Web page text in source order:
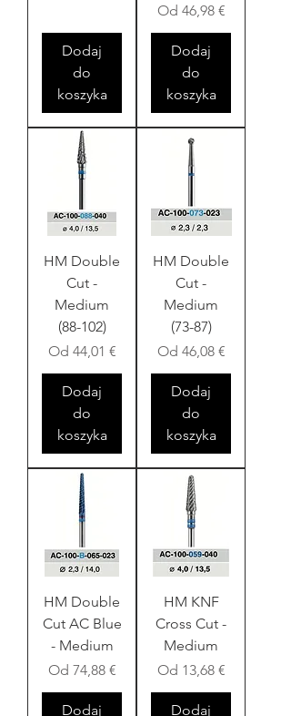
Dodaj
do
koszyka
Od 46,98 €
Cena rabatowa
Dodaj
do
koszyka
HM Double
Cut -
Medium
(88-102)
Od 44,01 €
Cena rabatowa
Dodaj
do
koszyka
HM Double
Cut -
Medium
(73-87)
Od 46,08 €
Cena rabatowa
Dodaj
do
koszyka
HM Double
Cut AC Blue
- Medium
Od 74,88 €
Cena rabatowa
Dodaj
HM KNF
Cross Cut -
Medium
Od 13,68 €
Cena rabatowa
Dodaj